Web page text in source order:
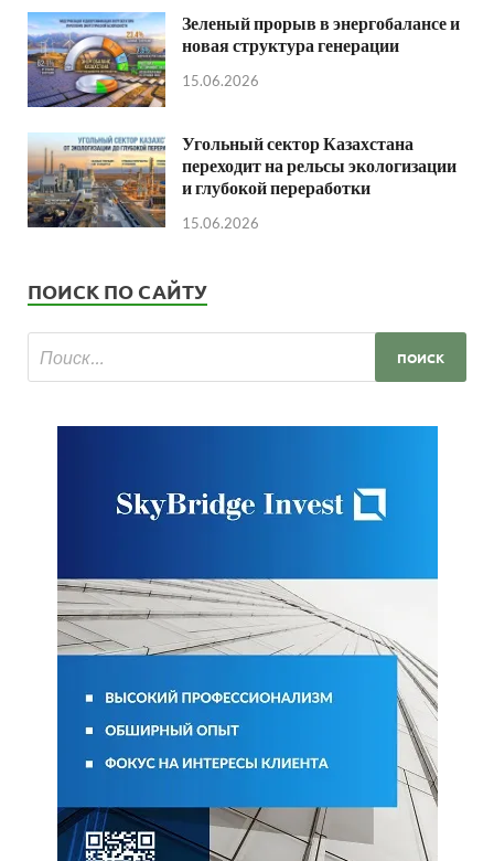
Зеленый прорыв в энергобалансе и
новая структура генерации
15.06.2026
Угольный сектор Казахстана
переходит на рельсы экологизации
и глубокой переработки
15.06.2026
ПОИСК ПО САЙТУ